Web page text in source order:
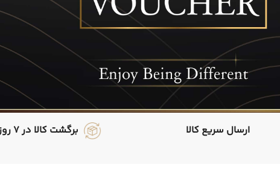
ارسال سریع کالا برگشت کالا در 7 روز